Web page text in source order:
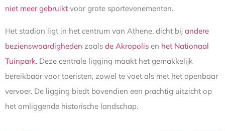
niet meer gebruikt voor grote sportevenementen.
Het stadion ligt in het centrum van Athene, dicht bij andere
bezienswaardigheden zoals de Akropolis en het Nationaal
Tuinpark. Deze centrale ligging maakt het gemakkelijk
bereikbaar voor toeristen, zowel te voet als met het openbaar
vervoer. De ligging biedt bovendien een prachtig uitzicht op
het omliggende historische landschap.